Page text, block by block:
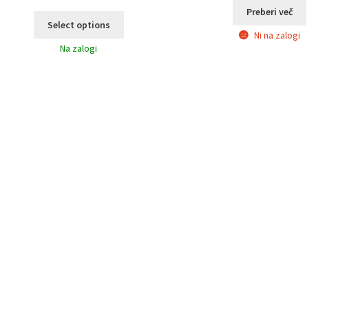
Select options
Na zalogi
Preberi več
Ni na zalogi